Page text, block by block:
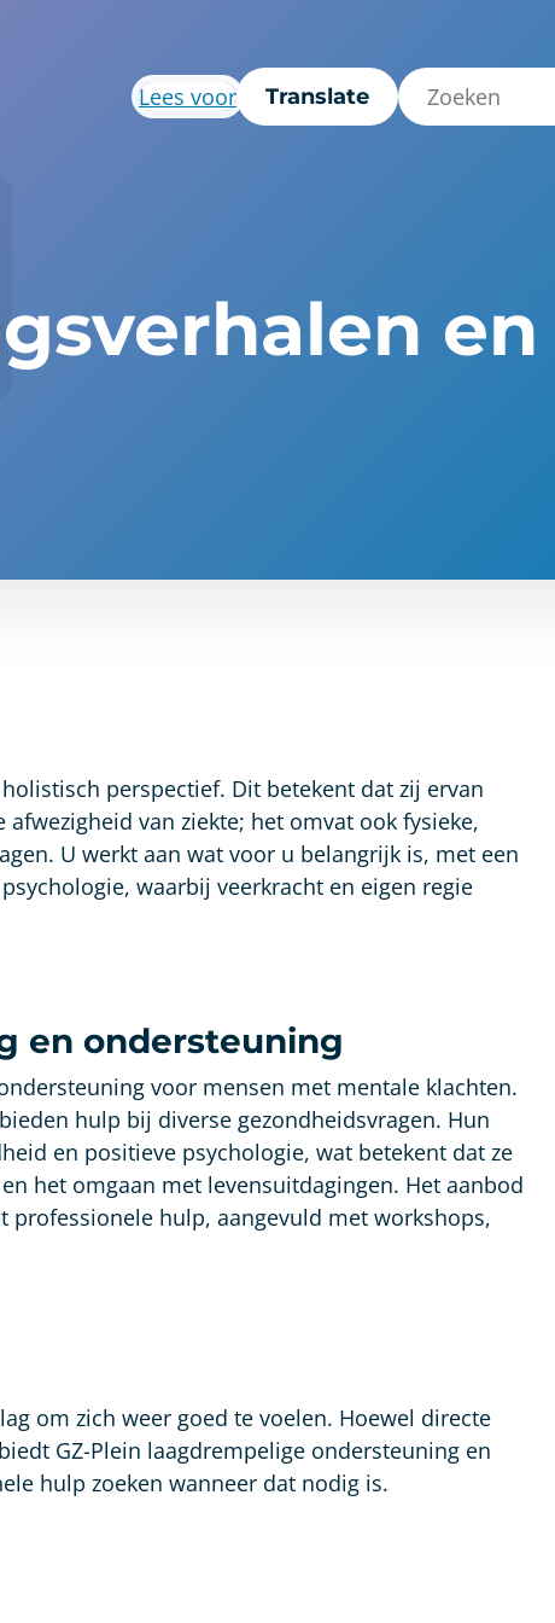
Lees voor Translate
en
perspectief. Dit betekent dat zij ervan
van ziekte; het omvat ook fysieke,
U werkt aan wat voor u belangrijk is, met een
waarbij veerkracht en eigen regie
en ondersteuning
voor mensen met mentale klachten.
hulp bij diverse gezondheidsvragen. Hun
en positieve psychologie, wat betekent dat ze
het omgaan met levensuitdagingen. Het aanbod
hulp, aangevuld met workshops,
om zich weer goed te voelen. Hoewel directe
GZ-Plein laagdrempelige ondersteuning en
hulp zoeken wanneer dat nodig is.